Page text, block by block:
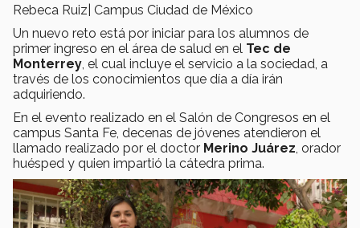
Rebeca Ruiz| Campus Ciudad de México
Un nuevo reto está por iniciar para los alumnos de
primer ingreso en el área de salud en el Tec de
Monterrey , el cual incluye el servicio a la sociedad, a
través de los conocimientos que día a día irán
adquiriendo.
En el evento realizado en el Salón de Congresos en el
campus Santa Fe, decenas de jóvenes atendieron el
llamado realizado por el doctor Merino Juárez , orador
huésped y quien impartió la cátedra prima.